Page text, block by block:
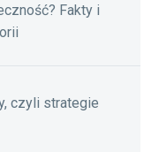
Fakty i
czyli strategie